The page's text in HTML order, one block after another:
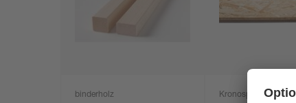
binderholz Kronospan